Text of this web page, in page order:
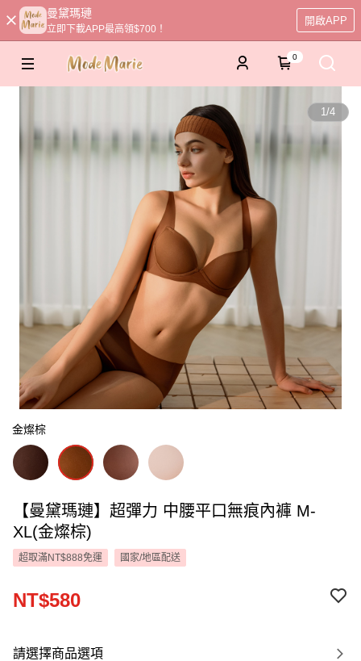
曼黛瑪璉
立即下載APP最高領$700！
開啟APP
0
1/4
金燦棕
【曼黛瑪璉】超彈力 中腰平口無痕內褲 M-
XL(金燦棕)
超取滿NT$888免運 國家/地區配送
NT$580
請選擇商品選項